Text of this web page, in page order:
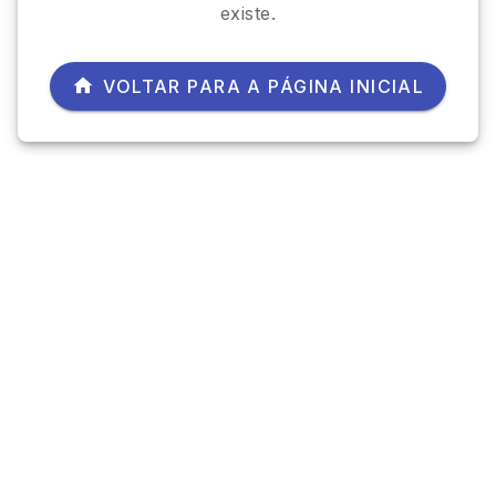
existe.
VOLTAR PARA A PÁGINA INICIAL